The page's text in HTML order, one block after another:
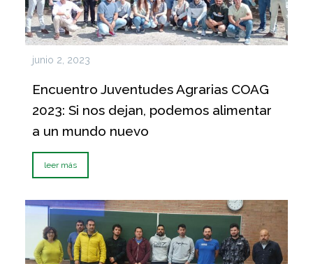
junio 2, 2023
Encuentro Juventudes Agrarias COAG
2023: Si nos dejan, podemos alimentar
a un mundo nuevo
leer más